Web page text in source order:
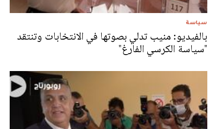
سياسة
بالفيديو: منيب تدلي بصوتها في الانتخابات وتنتقد
"سياسة الكرسي الفارغ"